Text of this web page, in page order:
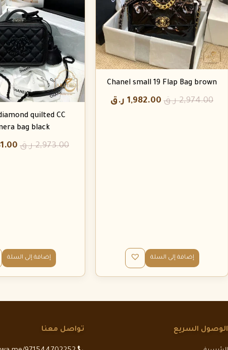
Chanel small 19 Flap Bag brown
2,974.00 ر.ق 1,982.00 ر.ق
إضافة إلى السلة
quilted CC
bag black
2,973.00 ر.ق
إضافة إلى السلة
الوصول السريع تواصل معنا